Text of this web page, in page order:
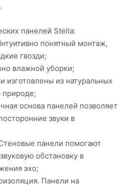
панелей Stella:
понятный монтаж,
гвозди;
влажной уборки;
изготовлены из натуральных
природе;
основа панелей позволяет
звуки в
панели помогают
обстановку в
эхо;
Панели на